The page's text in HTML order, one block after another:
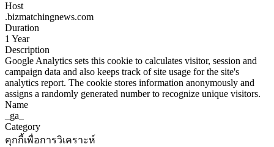
Host
.bizmatchingnews.com
Duration
1 Year
Description
Google Analytics sets this cookie to calculates visitor, session and
campaign data and also keeps track of site usage for the site's
analytics report. The cookie stores information anonymously and
assigns a randomly generated number to recognize unique visitors.
Name
_ga_
Category
คุกกี้เพื่อการวิเคราะห์